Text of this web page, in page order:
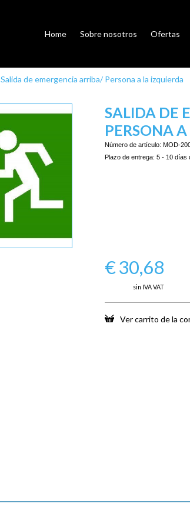
Home Sobre nosotros Ofertas
Salida de emergencia arriba/ Persona a la izquierda
SALIDA DE
PERSONA
Número de artículo: MOD-
Plazo de entrega: 5 - 10 días
€30,68
sin IVA VAT
Ver carrito de la